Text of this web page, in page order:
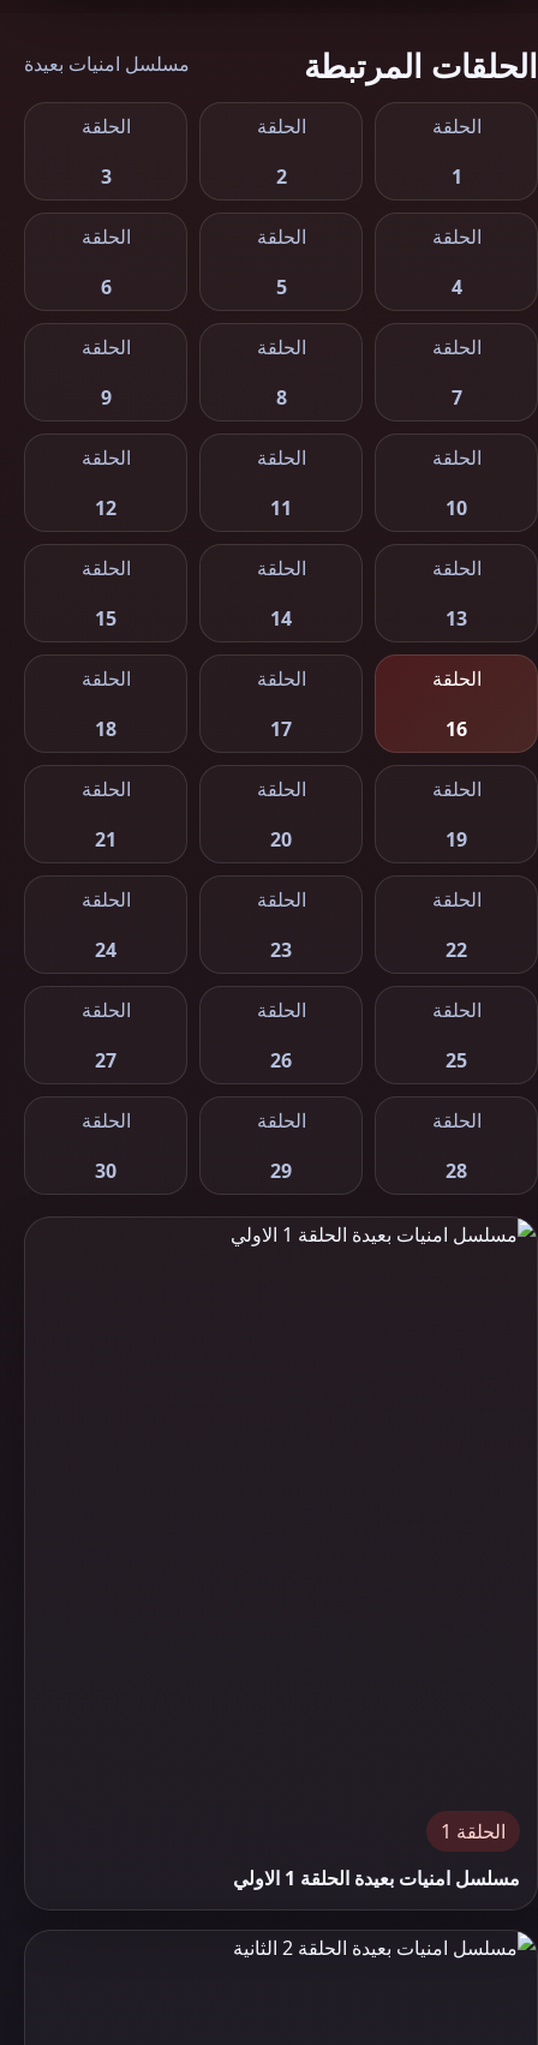
الحلقات المرتبطة مسلسل امنيات بعيدة
الحلقة
1
الحلقة
2
الحلقة
3
الحلقة
4
الحلقة
5
الحلقة
6
الحلقة
7
الحلقة
8
الحلقة
9
الحلقة
10
الحلقة
11
الحلقة
12
الحلقة
13
الحلقة
14
الحلقة
15
الحلقة
16
الحلقة
17
الحلقة
18
الحلقة
19
الحلقة
20
الحلقة
21
الحلقة
22
الحلقة
23
الحلقة
24
الحلقة
25
الحلقة
26
الحلقة
27
الحلقة
28
الحلقة
29
الحلقة
30
الحلقة 1
مسلسل امنيات بعيدة الحلقة 1 الاولي